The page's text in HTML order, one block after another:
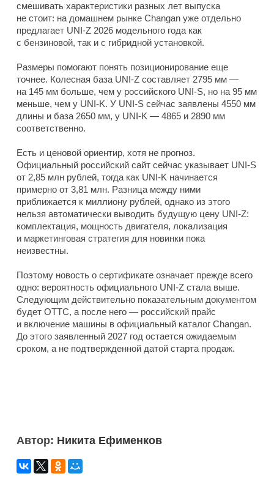
смешивать характеристики разных лет выпуска
не стоит: на домашнем рынке Changan уже отдельно
предлагает UNI-Z 2026 модельного года как
с бензиновой, так и с гибридной установкой.
Размеры помогают понять позиционирование еще
точнее. Колесная база UNI-Z составляет 2795 мм —
на 145 мм больше, чем у российского UNI-S, но на 95 мм
меньше, чем у UNI-K. У UNI-S сейчас заявлены 4550 мм
длины и база 2650 мм, у UNI-K — 4865 и 2890 мм
соответственно.
Есть и ценовой ориентир, хотя не прогноз.
Официальный российский сайт сейчас указывает UNI-S
от 2,85 млн рублей, тогда как UNI-K начинается
примерно от 3,81 млн. Разница между ними
приближается к миллиону рублей, однако из этого
нельзя автоматически выводить будущую цену UNI-Z:
комплектация, мощность двигателя, локализация
и маркетинговая стратегия для новинки пока
неизвестны.
Поэтому новость о сертификате означает прежде всего
одно: вероятность официального UNI-Z стала выше.
Следующим действительно показательным документом
будет ОТТС, а после него — российский прайс
и включение машины в официальный каталог Changan.
До этого заявленный 2027 год остается ожидаемым
сроком, а не подтвержденной датой старта продаж.
Автор: Никита Ефименков